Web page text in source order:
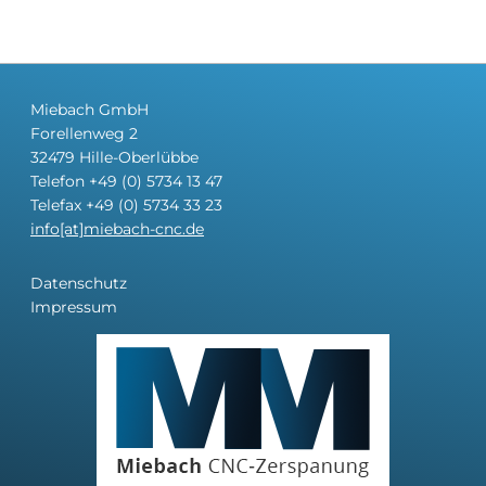
Miebach GmbH
Forellenweg 2
32479 Hille-Oberlübbe
Telefon +49 (0) 5734 13 47
Telefax +49 (0) 5734 33 23
info[at]miebach-cnc.de
Navigation
überspringen
Datenschutz
Impressum